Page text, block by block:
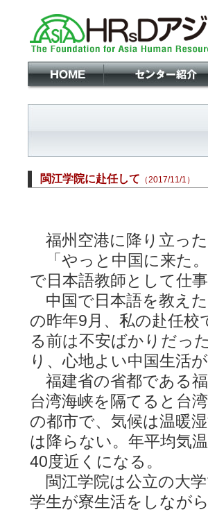
閩江学院に赴任して （2017/11/1）
福州空港に降り立っ
「やっと中国に来た
で日本語教師として仕
中国で日本語を教え
の昨年9月、私の赴任
る前は不安ばかりだっ
り、心地よい中国生活
福建省の省都である
台湾海峡を隔てると台
の都市で、気候は温暖
は降らない。年平均気
40度近くになる。
閩江学院は公立の大
学生が寮生活をしなが